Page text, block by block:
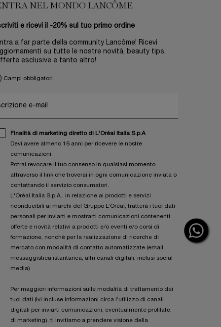
NEL MONDO LANCÔME
e ricevi il -20% sul tuo primo ordine
a far parte della community Lancôme! Ricevi
su tutte le nostre novità, beauty tips,
esclusive e tanto altro!
Campi obbligatori
e-mail
Finalità di marketing diretto di L'Oréal Italia S.p.A
Devi avere almeno 16 anni per ricevere le nostre
comunicazioni.
Potrai revocare il tuo consenso in qualsiasi momento
attraverso il link che troverai in ogni comunicazione inviata o
contattando il servizio consumatori.
L'Oréal Italia S.p.A., in relazione ai prodotti e servizi
riconducibili ai marchi del Gruppo L’Oréal, tratterà i tuoi dati
personali per inviarti e mostrarti comunicazioni contenenti
offerte e novità relativi a prodotti e/o eventi e/o corsi di
formazione, nonché per la realizzazione di ricerche di
mercato con modalità di contatto automatizzate (email,
messaggistica istantanea, altri canali digitali, inclusi social
media)
Per maggiori informazioni sulle modalità di trattamento dei
tuoi dati (ivi incluse informazioni circa l’utilizzo di canali
digitali per inviarti comunicazioni, eventualmente profilate,
di marketing), ti invitiamo a prendere visione della